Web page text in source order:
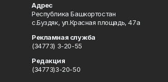
Адрес
Республика Башкортостан
с.Буздяк, ул.Красная площадь, 47а
Рекламная служба
(34773) 3-20-55
Редакция
(34773)3-20-50